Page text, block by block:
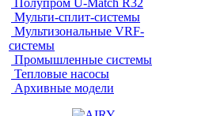
Полупром U-Match R32
Мульти-сплит-системы
Мультизональные VRF-
системы
Промышленные системы
Тепловые насосы
Архивные модели